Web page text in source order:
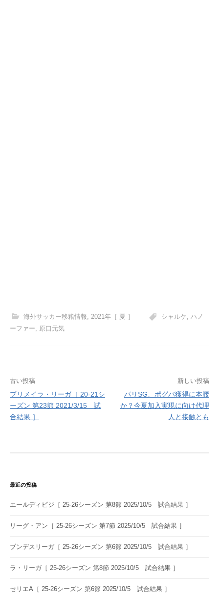
海外サッカー移籍情報, 2021年［ 夏 ］ シャルケ, ハノ
ーファー
原口元気
投
稿
ナ
シ
ョ
古い投稿
プリメイラ・リーガ［ 20-21シ
ーズン 第23節 2021/3/15 試
合結果 ］
新しい投稿
パリSG、ポグバ獲得に本腰
か？今夏加入実現に向け代理
人と接触とも
最近の投稿
エールディビジ［ 25-26シーズン 第8節 2025/10/5 試合結果 ］
リーグ・アン［ 25-26シーズン 第7節 2025/10/5 試合結果 ］
ブンデスリーガ［ 25-26シーズン 第6節 2025/10/5 試合結果 ］
ラ・リーガ［ 25-26シーズン 第8節 2025/10/5 試合結果 ］
セリエA［ 25-26シーズン 第6節 2025/10/5 試合結果 ］